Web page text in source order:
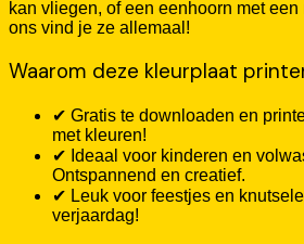
kan vliegen, of een eenhoorn met
ons vind je ze allemaal!
Waarom deze kleurplaat
✔ Gratis te downloaden en
met kleuren!
✔ Ideaal voor kinderen en
Ontspannend en creatief.
✔ Leuk voor feestjes en
verjaardag!